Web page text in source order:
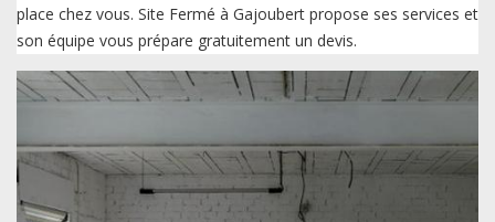
place chez vous. Site Fermé à Gajoubert propose ses services et
son équipe vous prépare gratuitement un devis.